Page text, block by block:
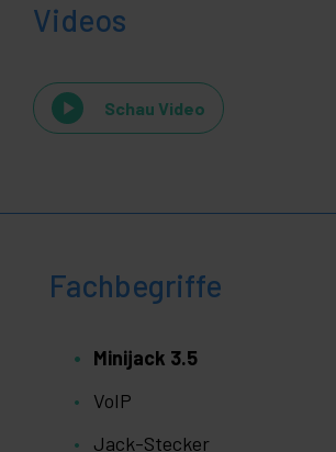
Videos
Schau Video
Fachbegriffe
Minijack 3.5
VoIP
Jack-Stecker